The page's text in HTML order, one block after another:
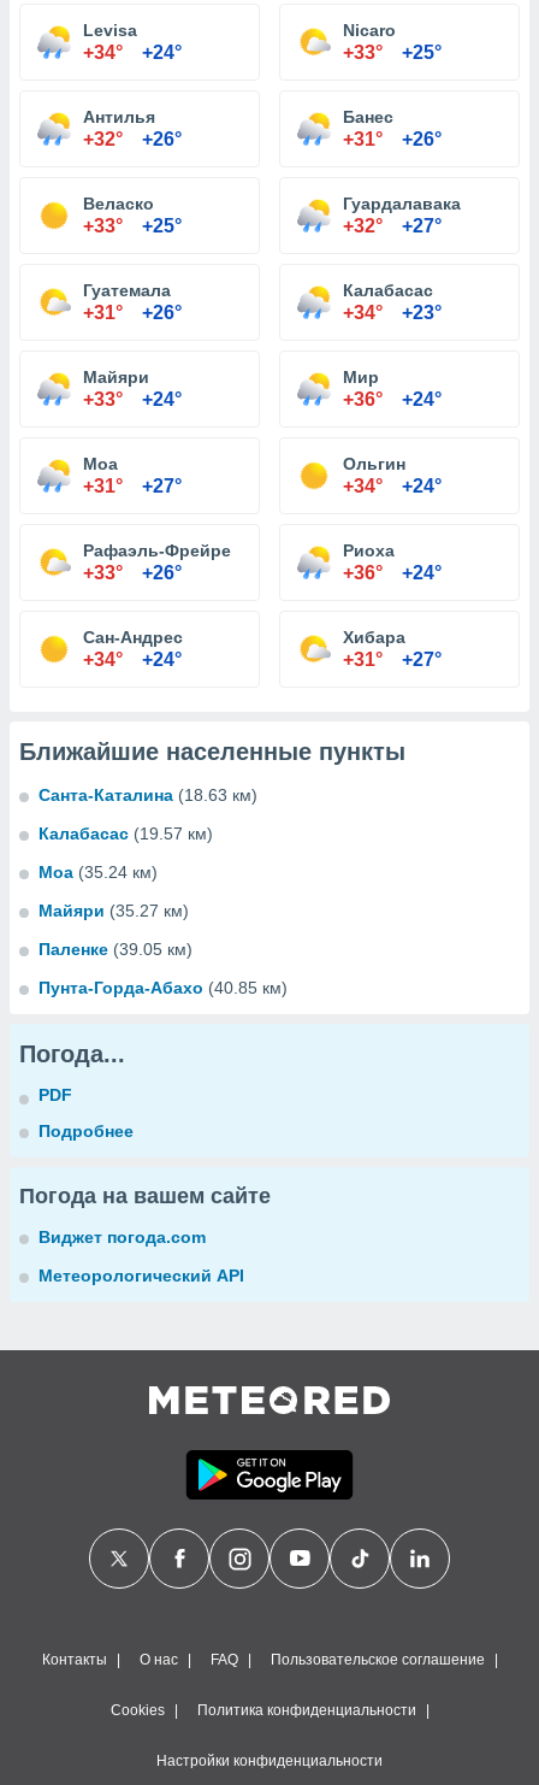
Levisa
+34° +24°
Nicaro
+33° +25°
Антилья
+32° +26°
Банес
+31° +26°
Веласко
+33° +25°
Гуардалавака
+32° +27°
Гуатемала
+31° +26°
Калабасас
+34° +23°
Майяри
+33° +24°
Мир
+36° +24°
Моа
+31° +27°
Ольгин
+34° +24°
Рафаэль-Фрейре
+33° +26°
Риоха
+36° +24°
Сан-Андрес
+34° +24°
Хибара
+31° +27°
Ближайшие населенные пункты
Санта-Каталина (18.63 км)
Калабасас (19.57 км)
Моа (35.24 км)
Майяри (35.27 км)
Паленке (39.05 км)
Пунта-Горда-Абахо (40.85 км)
Погода...
PDF
Подробнее
Погода на вашем сайте
Виджет погода.com
Метеорологический API
Контакты О нас FAQ Пользовательское соглашение
Cookies Политика конфиденциальности
Настройки конфиденциальности